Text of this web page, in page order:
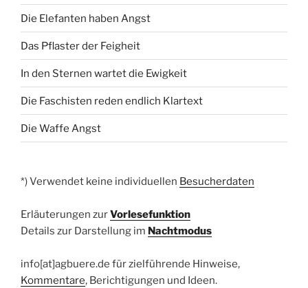
Die Elefanten haben Angst
Das Pflaster der Feigheit
In den Sternen wartet die Ewigkeit
Die Faschisten reden endlich Klartext
Die Waffe Angst
*) Verwendet keine individuellen Besucherdaten
Erläuterungen zurVorlesefunktion
Details zur Darstellung im Nachtmodus
info[at]agbuere.de für zielführende Hinweise,
Kommentare, Berichtigungen und Ideen.